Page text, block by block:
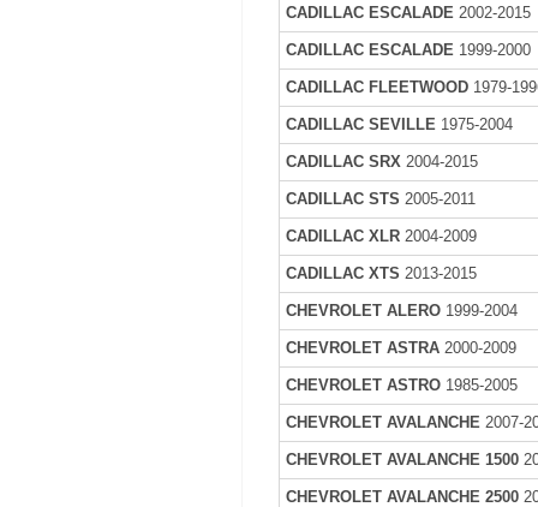
CADILLAC ESCALADE2002-2015
CADILLAC ESCALADE 1999-2000
CADILLAC FLEETWOOD 1979-
CADILLAC SEVILLE 1975-2004
CADILLAC SRX 2004-2015
CADILLAC STS2005-2011
CADILLAC XLR2004-2009
CADILLAC XTS 2013-2015
CHEVROLET ALERO 1999-2004
CHEVROLET ASTRA2000-2009
CHEVROLET ASTRO 1985-2005
CHEVROLET AVALANCHE2007-
CHEVROLET AVALANCHE 1500
CHEVROLET AVALANCHE 2500